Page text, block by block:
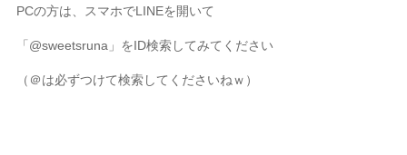
PCの方は、スマホでLINEを開いて
「@sweetsruna」 をID検索してみてください
（＠は必ずつけて検索してくださいねｗ）